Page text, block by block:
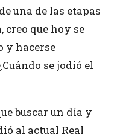
una de las etapas
creo que hoy se
y hacerse
se jodió el
buscar un día y
al actual Real